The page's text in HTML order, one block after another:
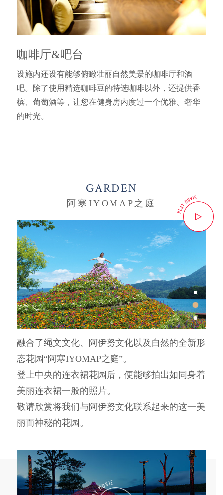
咖啡厅&吧台
设施内还设有能够俯瞰壮丽自然美景的咖啡厅和酒
吧。除了使用精选咖啡豆的特选咖啡以外，还提供香
槟、葡萄酒等，让您在健身房内度过一个优雅、奢华
的时光。
GARDEN
阿寒IYOMAP之庭
融合了绳文文化、阿伊努文化以及自然的全新形
态花园“阿寒IYOMAP之庭”。
登上中央的连衣裙花园后，便能够拍出如同身着
美丽连衣裙一般的照片。
敬请欣赏将我们与阿伊努文化联系起来的这一美
丽而神秘的花园。